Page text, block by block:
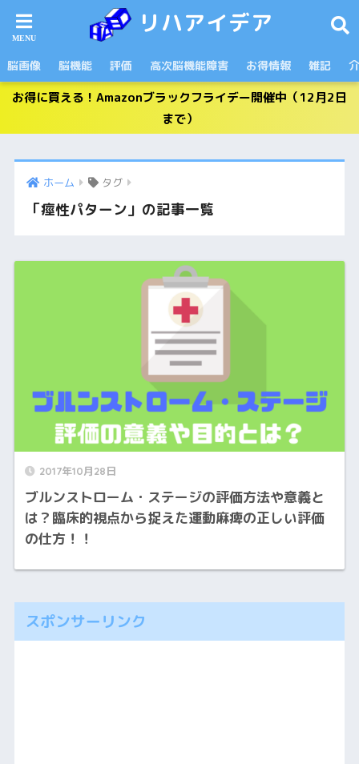
リハアイデア
脳画像 脳機能 評価 高次脳機能障害 お得情報 雑記
お得に買える！Amazonブラックフライデー開催中（12月2日
まで）
ホーム タグ
「痙性パターン」の記事一覧
2017年10月28日
ブルンストローム・ステージの評価方法や意義と
は？臨床的視点から捉えた運動麻痺の正しい評価
の仕方！！
スポンサーリンク